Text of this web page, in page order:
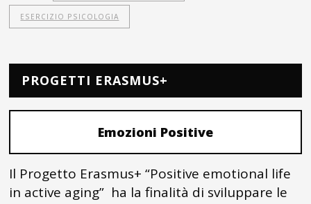
ESERCIZIO PSICOLOGIA
PROGETTI ERASMUS+
Emozioni Positive
Il Progetto Erasmus+ “Positive emotional life
in active aging” ha la finalità di sviluppare le